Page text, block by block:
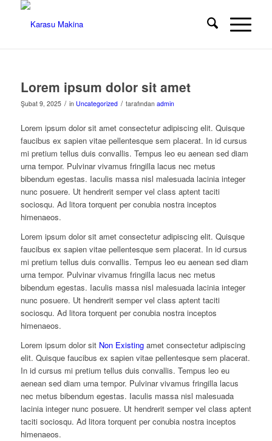
Lorem ipsum dolor sit amet
Şubat 9, 2025 / in Uncategorized / tarafından admin
Lorem ipsum dolor sit amet consectetur adipiscing elit. Quisque
faucibus ex sapien vitae pellentesque sem placerat. In id cursus
mi pretium tellus duis convallis. Tempus leo eu aenean sed diam
urna tempor. Pulvinar vivamus fringilla lacus nec metus
bibendum egestas. Iaculis massa nisl malesuada lacinia integer
nunc posuere. Ut hendrerit semper vel class aptent taciti
sociosqu. Ad litora torquent per conubia nostra inceptos
himenaeos.
Lorem ipsum dolor sit amet consectetur adipiscing elit. Quisque
faucibus ex sapien vitae pellentesque sem placerat. In id cursus
mi pretium tellus duis convallis. Tempus leo eu aenean sed diam
urna tempor. Pulvinar vivamus fringilla lacus nec metus
bibendum egestas. Iaculis massa nisl malesuada lacinia integer
nunc posuere. Ut hendrerit semper vel class aptent taciti
sociosqu. Ad litora torquent per conubia nostra inceptos
himenaeos.
Lorem ipsum dolor sit Non Existingamet consectetur adipiscing
elit. Quisque faucibus ex sapien vitae pellentesque sem placerat.
In id cursus mi pretium tellus duis convallis. Tempus leo eu
aenean sed diam urna tempor. Pulvinar vivamus fringilla lacus
nec metus bibendum egestas. Iaculis massa nisl malesuada
lacinia integer nunc posuere. Ut hendrerit semper vel class aptent
taciti sociosqu. Ad litora torquent per conubia nostra inceptos
himenaeos.